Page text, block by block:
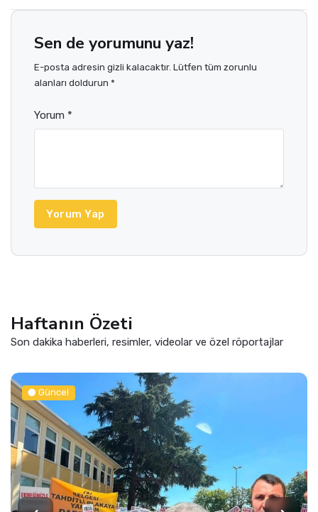
Sen de yorumunu yaz!
E-posta adresin gizli kalacaktır. Lütfen tüm zorunlu
alanları doldurun *
Yorum *
Yorum Yap
Haftanın Özeti
Son dakika haberleri, resimler, videolar ve özel röportajlar
Güncel